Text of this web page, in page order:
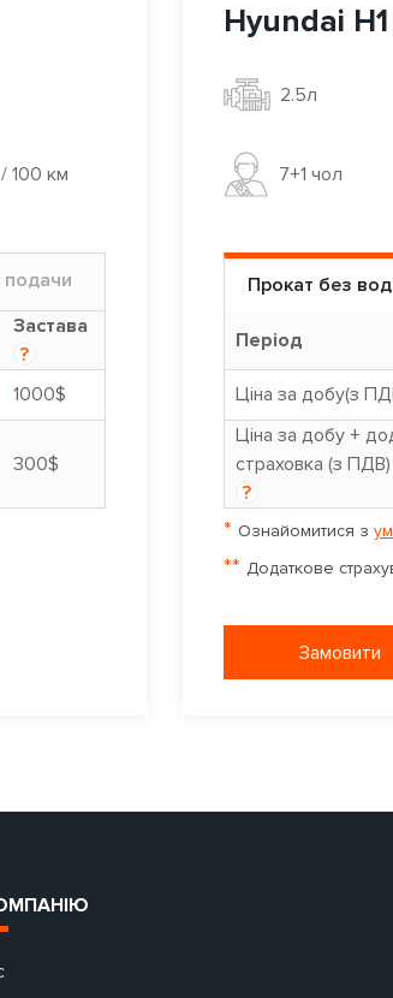
100 км
Застава
?
1000$
300$
Hyundai
2.5л
7+1 чoл
Прокат без
Період
Ціна за добу(з
Ціна за добу +
страховка (з ПДВ)
?
* Ознайомитися з
** Додаткове
Замовити